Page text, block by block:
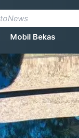
Mobil Bekas